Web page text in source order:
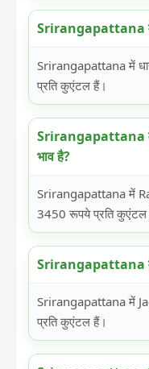
Srirangapattana
Srirangapattana में
प्रति कुएंटल हैं।
Srirangapattana
भाव है?
Srirangapattana में
3450 रूपये प्रति कुएंटल
Srirangapattana
Srirangapattana में
प्रति कुएंटल हैं।